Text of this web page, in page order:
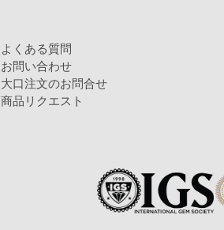
よくある質問
お問い合わせ
大口注文のお問合せ
商品リクエスト